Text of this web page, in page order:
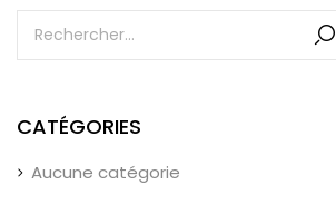
CATÉGORIES
Aucune catégorie